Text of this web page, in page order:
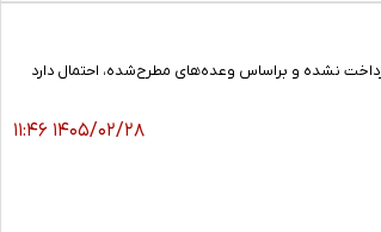
نشده و براساس وعده‌های مطرح‌شده، احتمال دارد
۱۴۰۵/۰۲/۲۸ ۱۱:۴۶